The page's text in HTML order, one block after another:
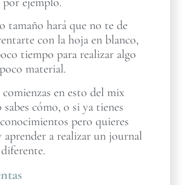
tamaño hará que no te de
con la hoja en blanco,
tiempo para realizar algo
material.
en esto del mix
cómo, o si ya tienes
pero quieres
aprender a realizar un journal